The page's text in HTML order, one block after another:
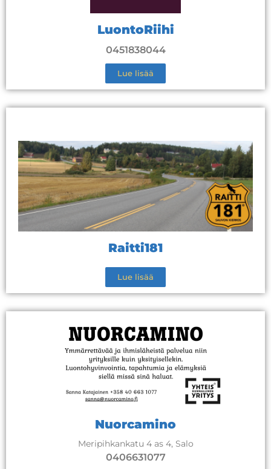
LuontoRiihi
0451838044
Lue lisää
Raitti181
Lue lisää
Nuorcamino
Meripihkankatu 4 as 4, Salo
0406631077